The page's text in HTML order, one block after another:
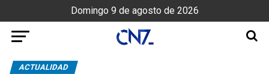
Domingo 9 de agosto de 2026
ACTUALIDAD